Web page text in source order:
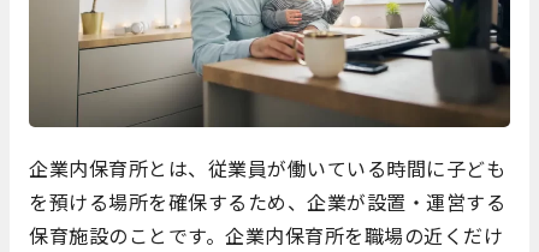
企業内保育所とは、従業員が働いている時間に子ども
を預ける場所を確保するため、企業が設置・運営する
保育施設のことです。企業内保育所を職場の近くだけ